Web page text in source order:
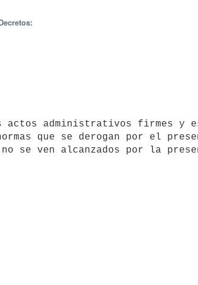
que se derogan por el